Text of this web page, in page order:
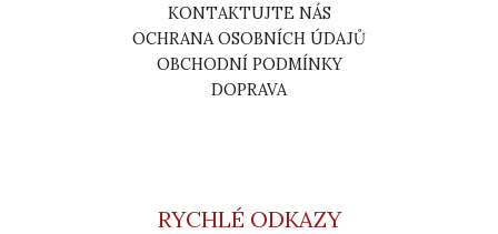
KONTAKTUJTE NÁS
OCHRANA OSOBNÍCH ÚDAJŮ
OBCHODNÍ PODMÍNKY
DOPRAVA
RYCHLÉ ODKAZY